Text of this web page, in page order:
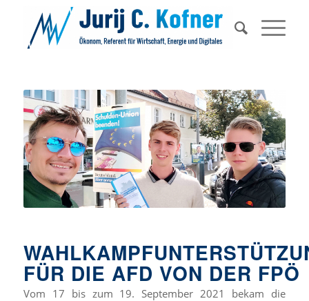
FÜR DIE AFD VON DER FPÖ
Vom 17 bis zum 19. September 2021 bekam die